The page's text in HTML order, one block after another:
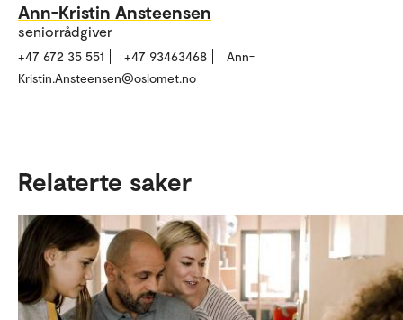
Ann-Kristin Ansteensen
seniorrådgiver
+47 672 35 551 +47 93463468
Ann-
Kristin.Ansteensen@oslomet.no
Relaterte saker